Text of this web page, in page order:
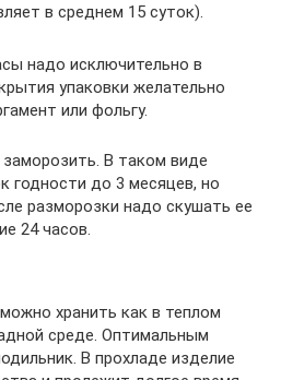
в среднем 15 суток).
надо исключительно в
упаковки желательно
или фольгу.
В таком виде
годности до 3 месяцев, но
разморозки надо скушать ее
24 часов.
хранить как в теплом
среде. Оптимальным
В прохладе изделие